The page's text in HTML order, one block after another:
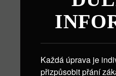
Každá úprava je
přizpůsobit přání